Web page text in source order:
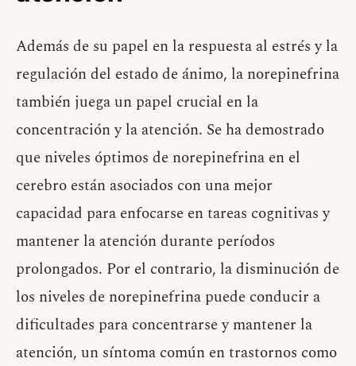
Además de su papel en la respuesta al estrés y la
regulación del estado de ánimo, la norepinefrina
también juega un papel crucial en la
concentración y la atención. Se ha demostrado
que niveles óptimos de norepinefrina en el
cerebro están asociados con una mejor
capacidad para enfocarse en tareas cognitivas y
mantener la atención durante períodos
prolongados. Por el contrario, la disminución de
los niveles de norepinefrina puede conducir a
dificultades para concentrarse y mantener la
atención, un síntoma común en trastornos como